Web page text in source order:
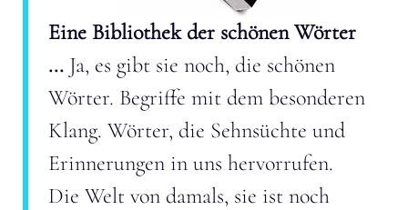
Eine Bibliothek der schönen Wörter
... Ja, es gibt sie noch, die schönen
Wörter. Begriffe mit dem besonderen
Klang. Wörter, die Sehnsüchte und
Erinnerungen in uns hervorrufen.
Die Welt von damals, sie ist noch